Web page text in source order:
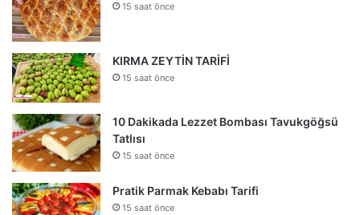
15 saat önce
KIRMA ZEYTİN TARİFİ
15 saat önce
10 Dakikada Lezzet Bombası Tavukgöğsü
Tatlısı
15 saat önce
Pratik Parmak Kebabı Tarifi
15 saat önce